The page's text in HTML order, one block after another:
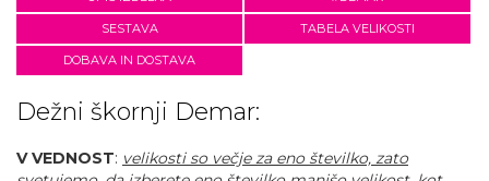
SESTAVA TABELA VELIKOSTI
DOBAVA IN DOSTAVA
Dežni škornji Demar:
V VEDNOST: velikosti so večje za eno številko, zato